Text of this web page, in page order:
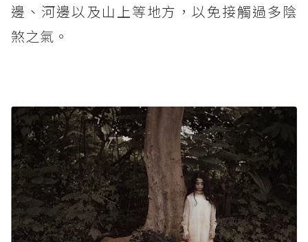
邊、河邊以及山上等地方，以免接觸過多陰
煞之氣。